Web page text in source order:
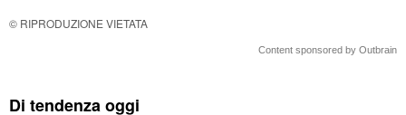
© RIPRODUZIONE VIETATA
Content sponsored by Outbrain
Di tendenza oggi